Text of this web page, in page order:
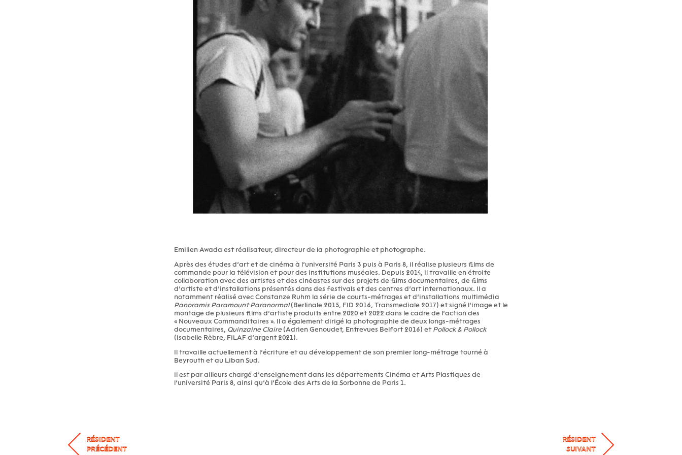
Emilien Awada est réalisateur, directeur de la photographie et photographe.
Après des études d’art et de cinéma à l’université Paris 3 puis à Paris 8, il réalise plusieurs films de
commande pour la télévision et pour des institutions muséales. Depuis 2014, il travaille en étroite
collaboration avec des artistes et des cinéastes sur des projets de films documentaires, de films
d’artiste et d’installations présentés dans des festivals et des centres d’art internationaux. Il a
notamment réalisé avec Constanze Ruhm la série de courts-métrages et d’installations multimédia
Panoramis Paramount Paranormal(Berlinale 2015, FID 2016, Transmediale 2017) et signé l’image et le
montage de plusieurs films d’artiste produits entre 2020 et 2022 dans le cadre de l’action des
« Nouveaux Commanditaires ». Il a également dirigé la photographie de deux longs-métrages
documentaires, Quinzaine Claire (Adrien Genoudet, Entrevues Belfort 2016) et Pollock & Pollock
(Isabelle Rèbre, FILAF d’argent 2021).
Il travaille actuellement à l’écriture et au développement de son premier long-métrage tourné à
Beyrouth et au Liban Sud.
Il est par ailleurs chargé d’enseignement dans les départements Cinéma et Arts Plastiques de
l’université Paris 8, ainsi qu’à l’École des Arts de la Sorbonne de Paris 1.
RÉSIDENT
PRÉCÉDENT
RÉSIDENT
SUIVANT